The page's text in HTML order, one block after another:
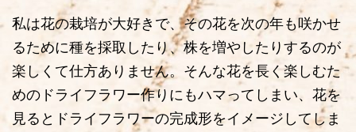
私は花の栽培が大好きで、その花を次の年も咲かせ
るために種を採取したり、株を増やしたりするのが
楽しくて仕方ありません。そんな花を長く楽しむた
めのドライフラワー作りにもハマってしまい、花を
見るとドライフラワーの完成形をイメージしてしま